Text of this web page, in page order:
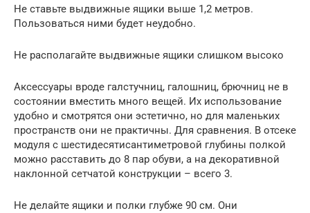
Не ставьте выдвижные ящики выше 1,2 метров.
Пользоваться ними будет неудобно.
Не располагайте выдвижные ящики слишком высоко
Аксессуары вроде галстучниц, галошниц, брючниц не в
состоянии вместить много вещей. Их использование
удобно и смотрятся они эстетично, но для маленьких
пространств они не практичны. Для сравнения. В отсеке
модуля с шестидесятисантиметровой глубины полкой
можно расставить до 8 пар обуви, а на декоративной
наклонной сетчатой конструкции – всего 3.
Не делайте ящики и полки глубже 90 см. Они